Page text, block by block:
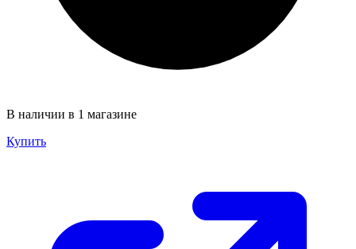
В наличии в 1 магазине
Купить